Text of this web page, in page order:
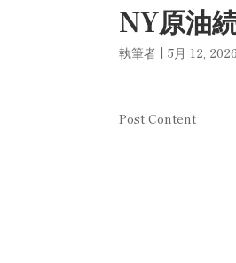
NY原油
執筆者 |5月 12, 2026
Post Content